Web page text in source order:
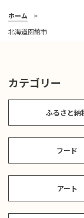
ホーム
北海道函館市
カテゴリー
ふるさと納
フード
アート